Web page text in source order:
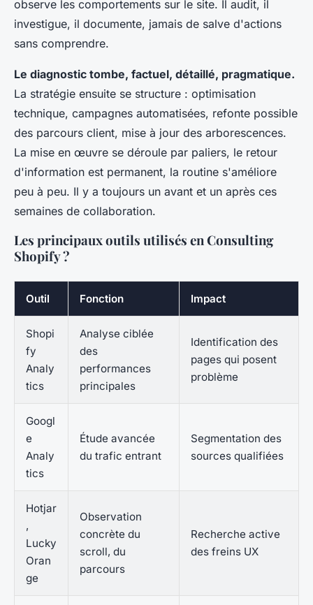
observe les comportements sur le site. Il audit, il
investigue, il documente, jamais de salve d'actions
sans comprendre.
Le diagnostic tombe, factuel, détaillé, pragmatique.
La stratégie ensuite se structure : optimisation
technique, campagnes automatisées, refonte possible
des parcours client, mise à jour des arborescences.
La mise en œuvre se déroule par paliers, le retour
d'information est permanent, la routine s'améliore
peu à peu. Il y a toujours un avant et un après ces
semaines de collaboration.
Les principaux outils utilisés en Consulting
Shopify ?
Outil Fonction Impact
Shopi
fy
Analy
tics
Analyse ciblée
des
performances
principales
Identification des
pages qui posent
problème
Googl
e
Analy
tics
Étude avancée
du trafic entrant
Segmentation des
sources qualifiées
Hotjar
,
Lucky
Oran
ge
Observation
concrète du
scroll, du
parcours
Recherche active
des freins UX